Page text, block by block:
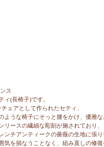
ス
ィ(長椅子)です。
ェアとして作られたセティ、
ような椅子にそっと腰をかけ、優雅
リースの繊細な彫刻が施されており、
ンチアンティークの薔薇の生地に張り
気を損なうことなく、組み直しの修復